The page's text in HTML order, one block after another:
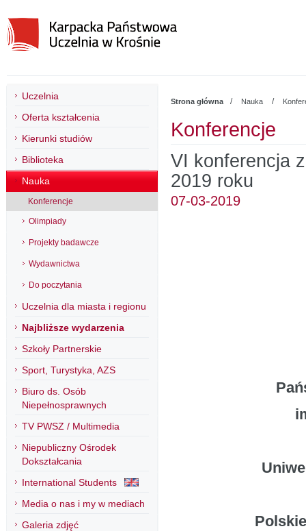
Uczelnia
Oferta kształcenia
Kierunki studiów
Biblioteka
Nauka
Konferencje
Olimpiady
Projekty badawcze
Wydawnictwa
Do poczytania
Uczelnia dla miasta i regionu
Najbliższe wydarzenia
Szkoły Partnerskie
Sport, Turystyka, AZS
Biuro ds. Osób
Niepełnosprawnych
TV PWSZ / Multimedia
Niepubliczny Ośrodek
Dokształcania
International Students
Media o nas i my w mediach
Galeria zdjęć
Strona główna / Nauka /
Konferencje
VI konferencja
2019 roku
07-03-2019